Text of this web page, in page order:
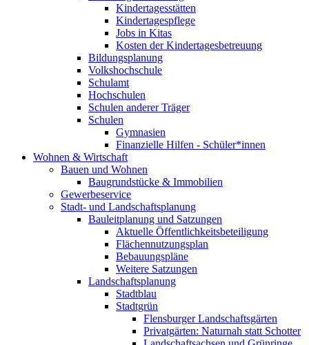
Kindertagesstätten
Kindertagespflege
Jobs in Kitas
Kosten der Kindertagesbetreuung
Bildungsplanung
Volkshochschule
Schulamt
Hochschulen
Schulen anderer Träger
Schulen
Gymnasien
Finanzielle Hilfen - Schüler*innen
Wohnen & Wirtschaft
Bauen und Wohnen
Baugrundstücke & Immobilien
Gewerbeservice
Stadt- und Landschaftsplanung
Bauleitplanung und Satzungen
Aktuelle Öffentlichkeitsbeteiligung
Flächennutzungsplan
Bebauungspläne
Weitere Satzungen
Landschaftsplanung
Stadtblau
Stadtgrün
Flensburger Landschaftsgärten
Privatgärten: Naturnah statt Schotter